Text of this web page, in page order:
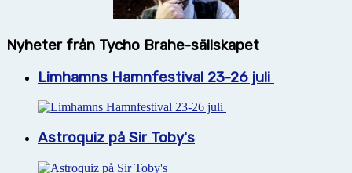
Nyheter från Tycho Brahe-sällskapet
Limhamns Hamnfestival 23-26 juli
Astroquiz på Sir Toby's